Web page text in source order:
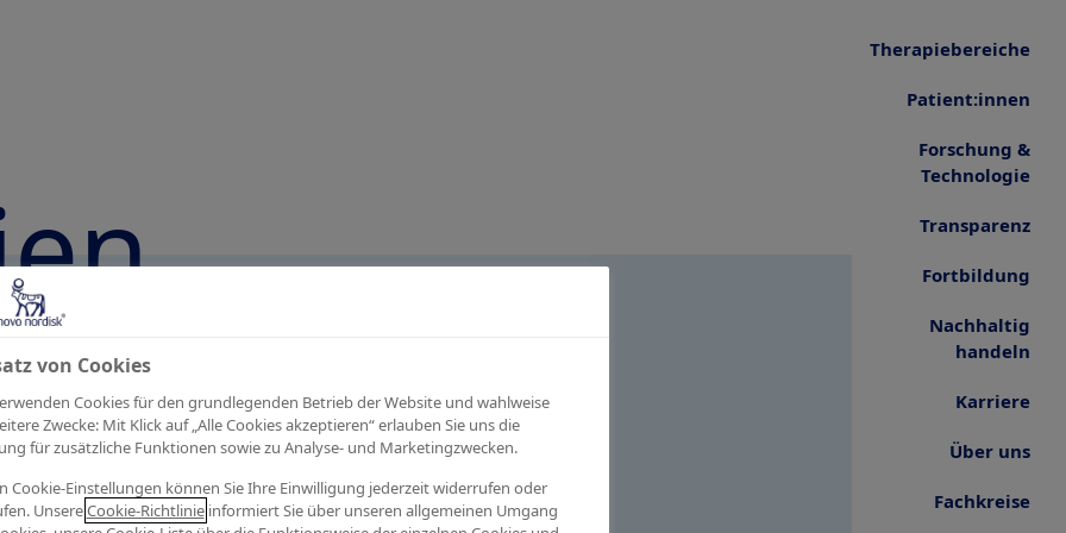
Therapie­bereiche
Patient:innen
Forschung &
Technologie
Transparenz
Fortbildung
Nachhaltig
handeln
Karriere
Über uns
Fachkreise
Sie sich bitte ande-presse@novonordisk.com
von Cookies
Cookies für den grundlegenden Betrieb der Website und wahlweise
Zwecke: Mit Klick auf „Alle Cookies akzeptieren“ erlauben Sie uns die
für zusätzliche Funktionen sowie zu Analyse- und Marketingzwecken.
Cookie-Einstellungen können Sie Ihre Einwilligung jederzeit widerrufen oder
UnsereCookie-Richtlinieinformiert Sie über unseren allgemeinen Umgang